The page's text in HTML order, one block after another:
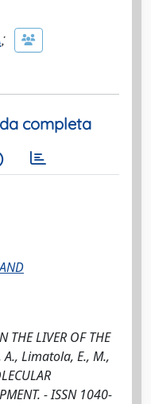
;
completa
THE LIVER OF THE
A., Limatola, E., M.,
- ISSN 1040-